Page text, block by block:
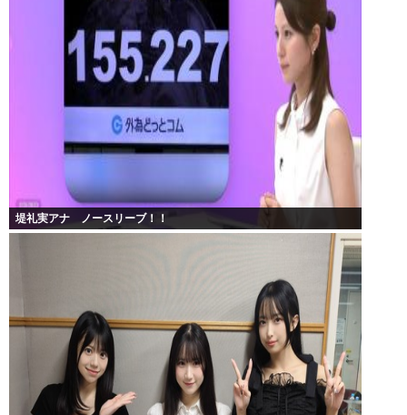
堤礼実アナ ノースリーブ！！